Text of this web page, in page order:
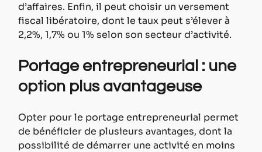
d’affaires. Enfin, il peut choisir un versement
fiscal libératoire, dont le taux peut s’élever à
2,2%, 1,7% ou 1% selon son secteur d’activité.
Portage entrepreneurial : une
option plus avantageuse
Opter pour le portage entrepreneurial permet
de bénéficier de plusieurs avantages, dont la
possibilité de démarrer une activité en moins